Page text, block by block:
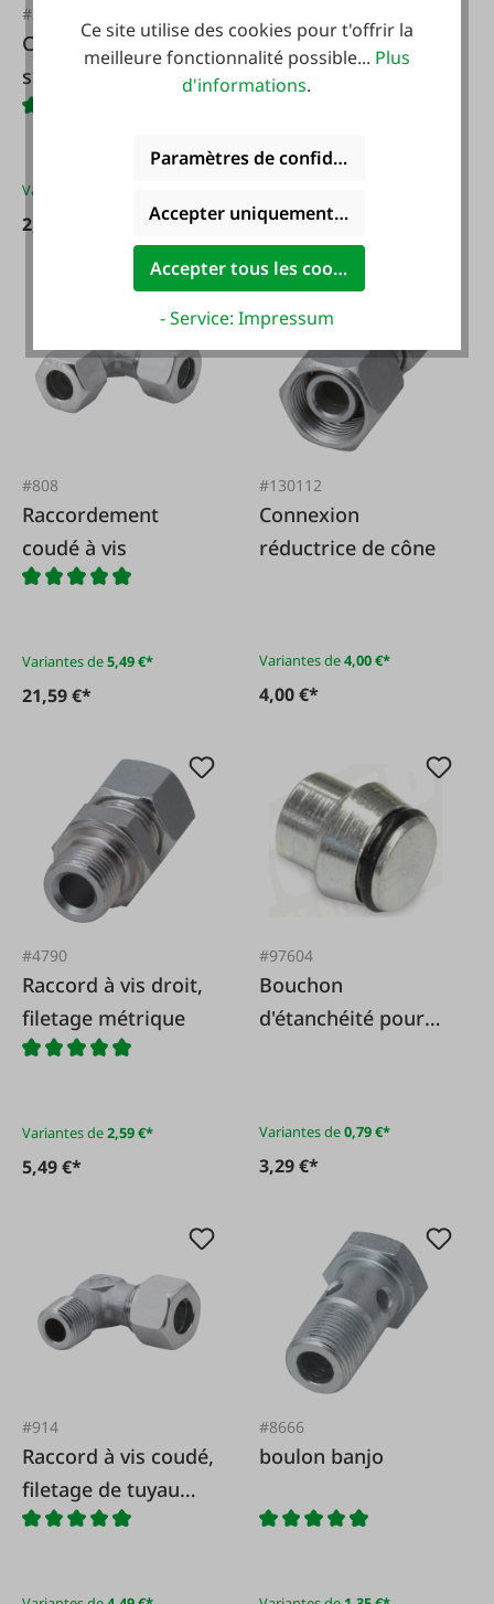
#28626
Collier de serrage
simple
Variantes de
2,35 €*
Réduction directe
3,59 €*
#808
Raccordement
coudé à vis
Variantes de5,49 €*
21,59 €*
#130112
Connexion
réductrice de cône
Variantes de4,00 €*
4,00 €*
#4790
Raccord à vis droit,
filetage métrique
Variantes de2,59 €*
5,49 €*
#97604
Bouchon
d'étanchéité pour
Variantes de0,79 €*
3,29 €*
#914
Raccord à vis coudé,
filetage de tuyau
Withworth
#8666
boulon banjo
Ce site utilise des cookies pour t'offrir la
meilleure fonctionnalité possible... Plus
d'informations.
Paramètres de confidentialité
Accepter uniquement les cookies
Accepter tous les cookies
- Service: Impressum